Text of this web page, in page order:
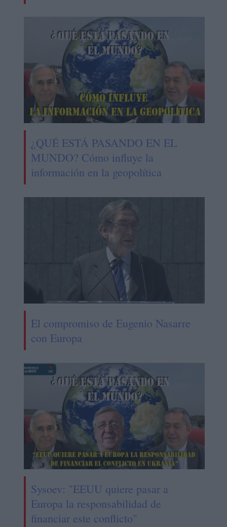
¿QUÉ ESTÁ PASANDO EN EL
MUNDO? Cómo influye la
información en la geopolítica
El compromiso de Eugenio Nasarre
con Europa
Sysoev: "EEUU quiere pasar a
Europa la responsabilidad de
financiar este conflicto"